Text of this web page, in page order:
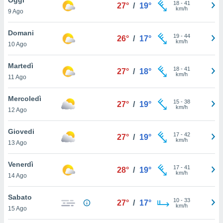
è
al sito
di
ci
di
il
un
la
nella
9 Ago
27° / 19° 18- 41
km/h
Domani
10 Ago
26° / 17° 19- 44
km/h
Martedì
11 Ago
27° / 18° 18- 41
km/h
Mercoledì
12 Ago
27° / 19° 15- 38
km/h
Giovedi
13 Ago
27° / 19° 17- 42
km/h
Venerdì
14 Ago
28° / 19° 17- 41
km/h
Sabato
15 Ago
27° / 17° 10- 33
km/h